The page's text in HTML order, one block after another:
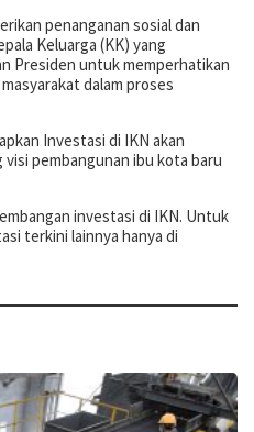
penanganan sosial dan
Keluarga (KK) yang
Presiden untuk memperhatikan
dalam proses
Investasi di IKN akan
pembangunan ibu kota baru
investasi di IKN. Untuk
terkini lainnya hanya di